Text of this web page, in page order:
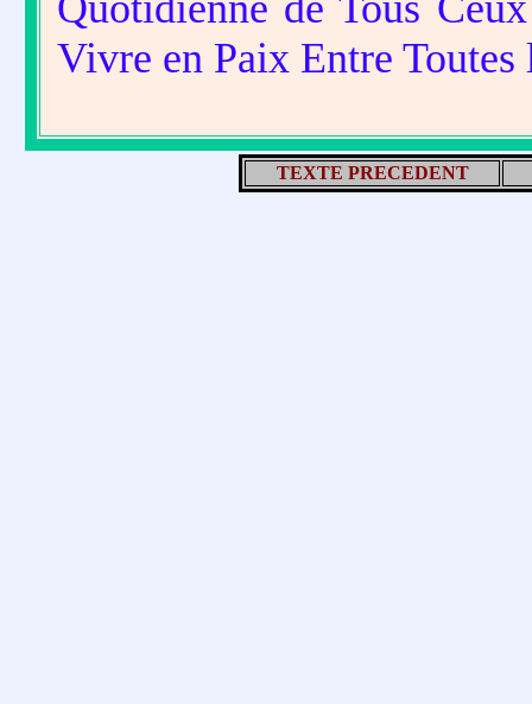
Vivre en Paix Entre Toutes
TEXTE PRECEDENT